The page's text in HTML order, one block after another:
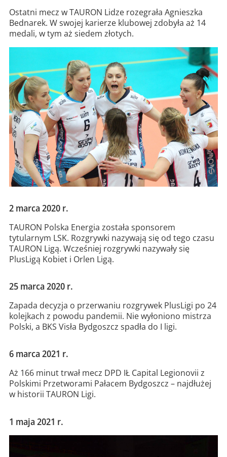
Ostatni mecz w TAURON Lidze rozegrała Agnieszka
Bednarek. W swojej karierze klubowej zdobyła aż 14
medali, w tym aż siedem złotych.
2 marca 2020 r.
TAURON Polska Energia została sponsorem
tytularnym LSK. Rozgrywki nazywają się od tego czasu
TAURON Ligą. Wcześniej rozgrywki nazywały się
PlusLigą Kobiet i Orlen Ligą.
25 marca 2020 r.
Zapada decyzja o przerwaniu rozgrywek PlusLigi po 24
kolejkach z powodu pandemii. Nie wyłoniono mistrza
Polski, a BKS Visła Bydgoszcz spadła do I ligi.
6 marca 2021 r.
Aż 166 minut trwał mecz DPD IŁ Capital Legionovii z
Polskimi Przetworami Pałacem Bydgoszcz – najdłużej
w historii TAURON Ligi.
1 maja 2021 r.